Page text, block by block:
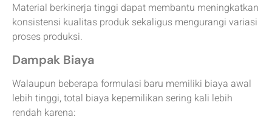
Material berkinerja tinggi dapat membantu meningkatkan
konsistensi kualitas produk sekaligus mengurangi variasi
proses produksi.
Dampak Biaya
Walaupun beberapa formulasi baru memiliki biaya awal
lebih tinggi, total biaya kepemilikan sering kali lebih
rendah karena: